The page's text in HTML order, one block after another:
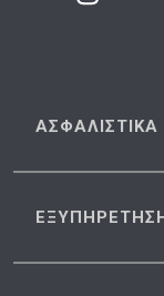
ΑΣΦΑΛΙΣΤΙΚΑ